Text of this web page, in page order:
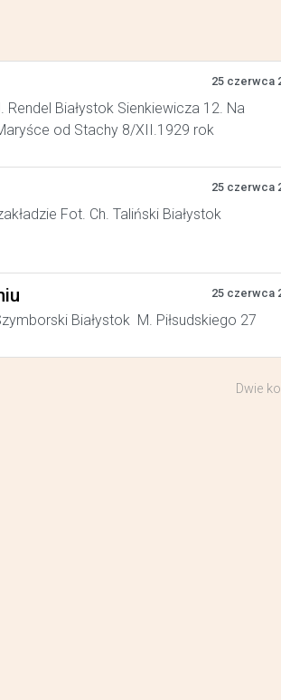
25 czerwca
Białystok Sienkiewicza 12. Na
od Stachy 8/XII.1929 rok
25 czerwca
Fot. Ch. Taliński Białystok
25 czerwca
Białystok M. Piłsudskiego 27
Dwie